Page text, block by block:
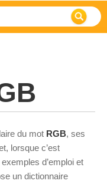
du mot RGB, ses
lorsque c’est
d’emploi et
un dictionnaire